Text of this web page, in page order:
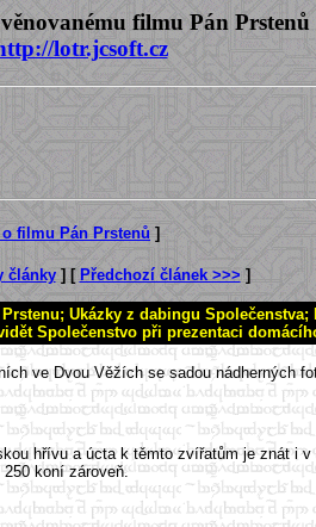
filmu Pán Prstenů
lotr.jcsoft.cz
filmu Pán Prstenů ]
články] [ Předchozí článek >>> ]
Ukázky z dabingu
Společenstvo při prezentaci
ve Dvou Věžích se sadou nádherných
hřívu a úcta k těmto zvířatům je znát i
koní zároveň.